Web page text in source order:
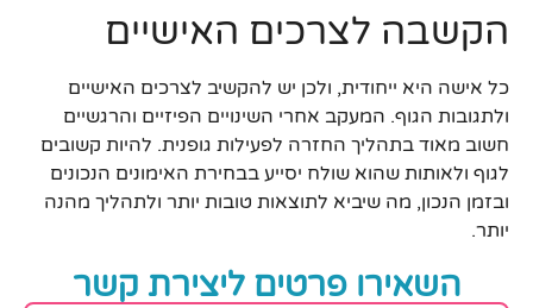
הקשבה לצרכים האישיים
כל אישה היא ייחודית, ולכן יש להקשיב לצרכים האישיים
ולתגובות הגוף. המעקב אחרי השינויים הפיזיים והרגשיים
חשוב מאוד בתהליך החזרה לפעילות גופנית. להיות קשובים
לגוף ולאותות שהוא שולח יסייע בבחירת האימונים הנכונים
ובזמן הנכון, מה שיביא לתוצאות טובות יותר ולתהליך מהנה
יותר.
השאירו פרטים ליצירת קשר